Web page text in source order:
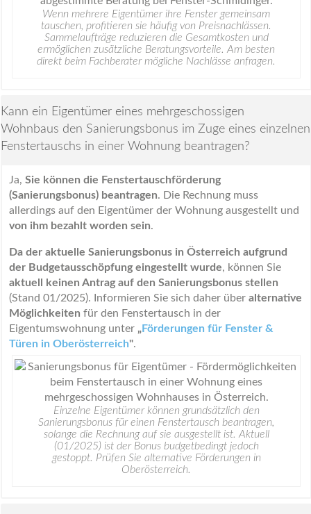
Wenn mehrere Eigentümer ihre Fenster gemeinsam
tauschen, profitieren sie häufig von Preisnachlässen.
Sammelaufträge reduzieren die Gesamtkosten und
ermöglichen zusätzliche Beratungsvorteile. Am besten
direkt beim Fachberater mögliche Nachlässe anfragen.
Kann ein Eigentümer eines mehrgeschossigen
Wohnbaus den Sanierungsbonus im Zuge eines einzelnen
Fenstertauschs in einer Wohnung beantragen?
Ja, Sie können die Fenstertauschförderung
(Sanierungsbonus) beantragen. Die Rechnung muss
allerdings auf den Eigentümer der Wohnung ausgestellt und
von ihm bezahlt worden sein.
Da der aktuelle Sanierungsbonus in Österreich aufgrund
der Budgetausschöpfung eingestellt wurde, können Sie
aktuell keinen Antrag auf den Sanierungsbonus stellen
(Stand 01/2025). Informieren Sie sich daher über alternative
Möglichkeiten für den Fenstertausch in der
Eigentumswohnung unter „Förderungen für Fenster &
Türen in Oberösterreich".
Einzelne Eigentümer können grundsätzlich den
Sanierungsbonus für einen Fenstertausch beantragen,
solange die Rechnung auf sie ausgestellt ist. Aktuell
(01/2025) ist der Bonus budgetbedingt jedoch
gestoppt. Prüfen Sie alternative Förderungen in
Oberösterreich.